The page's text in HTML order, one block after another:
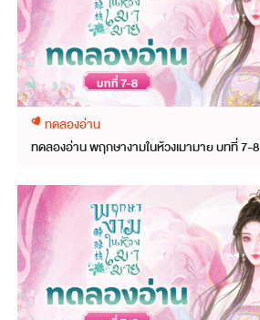
ทดลองอ่าน
ทดลองอ่าน พฤกษางามในห้วงเมามาย บทที่ 7-8